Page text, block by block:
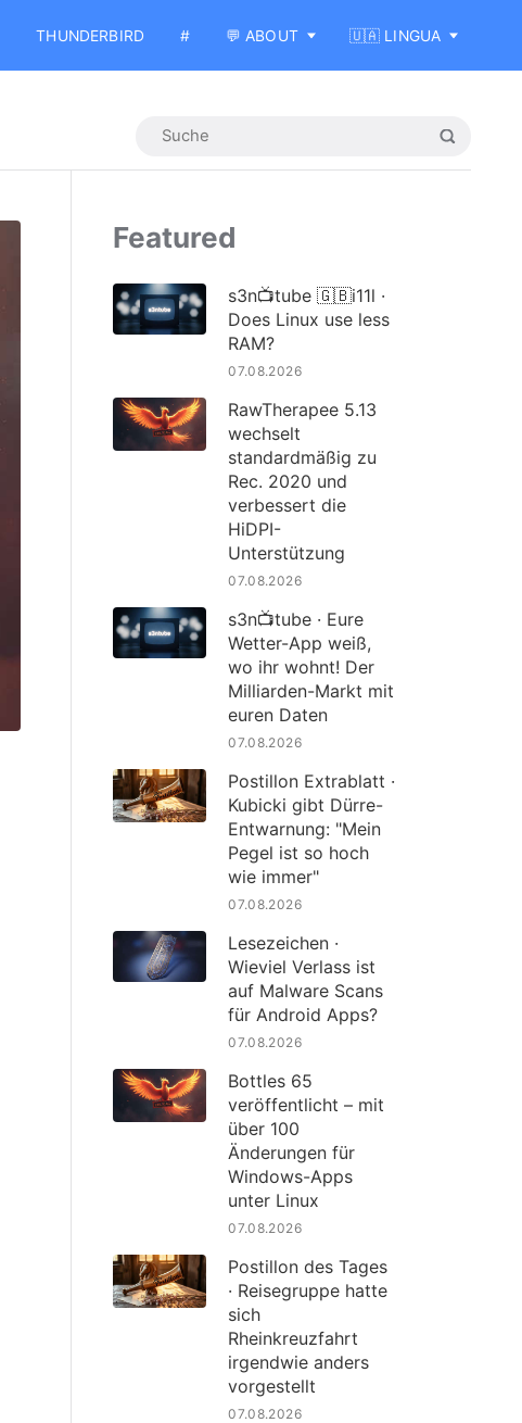
THUNDERBIRD # 💬 ABOUT 🇺🇦 LINGUA
Featured
s3n📺tube 🇬🇧i11l ·
Does Linux use less
RAM?
07.08.2026
RawTherapee 5.13
wechselt
standardmäßig zu
Rec. 2020 und
verbessert die
HiDPI-
Unterstützung
07.08.2026
s3n📺tube · Eure
Wetter-App weiß,
wo ihr wohnt! Der
Milliarden-Markt mit
euren Daten
07.08.2026
Postillon Extrablatt ·
Kubicki gibt Dürre-
Entwarnung: "Mein
Pegel ist so hoch
wie immer"
07.08.2026
Lesezeichen ·
Wieviel Verlass ist
auf Malware Scans
für Android Apps?
07.08.2026
Bottles 65
veröffentlicht – mit
über 100
Änderungen für
Windows-Apps
unter Linux
07.08.2026
Postillon des Tages
· Reisegruppe hatte
sich
Rheinkreuzfahrt
irgendwie anders
vorgestellt
07.08.2026